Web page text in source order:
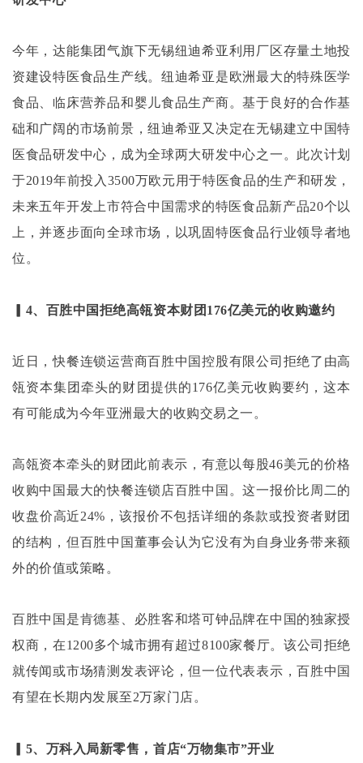
今年，达能集团气旗下无锡纽迪希亚利用厂区存量土地投
资建设特医食品生产线。纽迪希亚是欧洲最大的特殊医学
食品、临床营养品和婴儿食品生产商。基于良好的合作基
础和广阔的市场前景，纽迪希亚又决定在无锡建立中国特
医食品研发中心，成为全球两大研发中心之一。此次计划
于2019年前投入3500万欧元用于特医食品的生产和研发，
未来五年开发上市符合中国需求的特医食品新产品20个以
上，并逐步面向全球市场，以巩固特医食品行业领导者地
位。
▎4、百胜中国拒绝高瓴资本财团176亿美元的收购邀约
近日，快餐连锁运营商百胜中国控股有限公司拒绝了由高
瓴资本集团牵头的财团提供的176亿美元收购要约，这本
有可能成为今年亚洲最大的收购交易之一。
高瓴资本牵头的财团此前表示，有意以每股46美元的价格
收购中国最大的快餐连锁店百胜中国。这一报价比周二的
收盘价高近24%，该报价不包括详细的条款或投资者财团
的结构，但百胜中国董事会认为它没有为自身业务带来额
外的价值或策略。
百胜中国是肯德基、必胜客和塔可钟品牌在中国的独家授
权商，在1200多个城市拥有超过8100家餐厅。该公司拒绝
就传闻或市场猜测发表评论，但一位代表表示，百胜中国
有望在长期内发展至2万家门店。
▎5、万科入局新零售，首店“万物集市”开业